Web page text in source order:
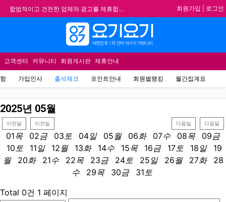
합법적이고 건전한 업체와 광고를 제휴합니다.
★요기요기 설 연휴 휴무 안내★
★ 요기요기 업체회원 안내사항 ★
불건전한 게시글은 삭제 및 회원탈퇴 됩니다.
회원가입 로그인
고객센터 커뮤니티 회원게시판 제휴안내
가입인사 출석체크 포인트안내 회원별랭킹 월간집계표
2025년 05월
이전달 이전일 다음일 다음달
01목 02금 03토 04일 05월 06화 07수 08목 09금
10토 11 일 12월 13화 14수 15목 16금 17토 18 일
19
월
20화 21수 22목 23금 24토 25 일 26월 27화
28
수
29목 30금 31토
Total 0건 1 페이지